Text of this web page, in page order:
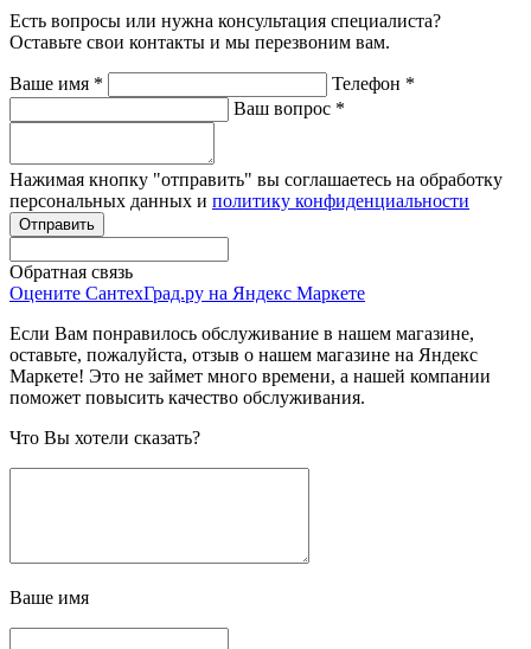
Есть вопросы или нужна консультация специалиста?
Оставьте свои контакты и мы перезвоним вам.
Ваше имя * Телефон *
Ваш вопрос *
Нажимая кнопку "отправить" вы соглашаетесь на обработку
персональных данных и политику конфиденциальности
Обратная связь
Оцените СантехГрад.ру на Яндекс Маркете
Если Вам понравилось обслуживание в нашем магазине,
оставьте, пожалуйста, отзыв о нашем магазине на Яндекс
Маркете! Это не займет много времени, а нашей компании
поможет повысить качество обслуживания.
Что Вы хотели сказать?
Ваше имя